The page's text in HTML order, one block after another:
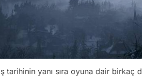
tarihinin yanı sıra oyuna dair